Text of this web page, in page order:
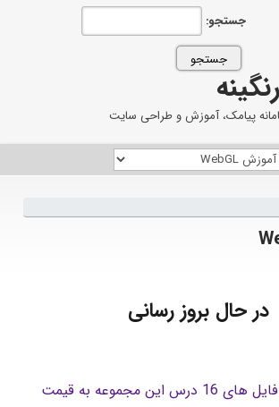
جستجو:
رنگینه
پیامک، آموزش و طراحی سایت
در حال بروز رسانی
مجموعه به قیمت